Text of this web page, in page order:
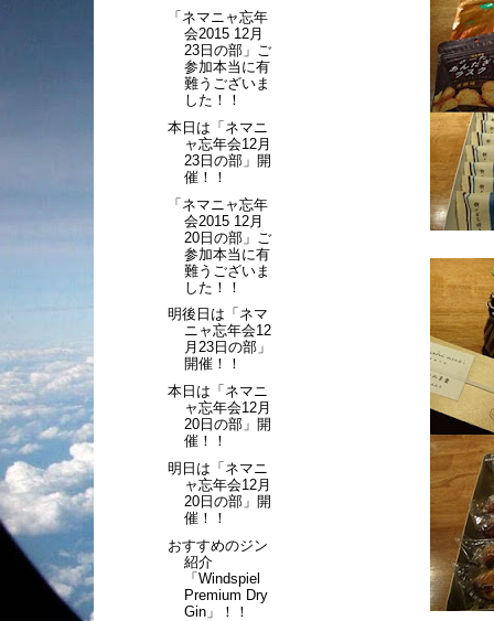
「ネマニャ忘年
会2015 12月
23日の部」ご
参加本当に有
難うございま
した！！
本日は「ネマニ
ャ忘年会12月
23日の部」開
催！！
「ネマニャ忘年
会2015 12月
20日の部」ご
参加本当に有
難うございま
した！！
明後日は「ネマ
ニャ忘年会12
月23日の部」
開催！！
本日は「ネマニ
ャ忘年会12月
20日の部」開
催！！
明日は「ネマニ
ャ忘年会12月
20日の部」開
催！！
おすすめのジン
紹介
「Windspiel
Premium Dry
Gin」！！